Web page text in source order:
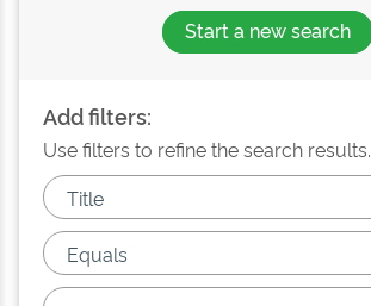
Start a new search
Add filters:
Use filters to refine the search results.